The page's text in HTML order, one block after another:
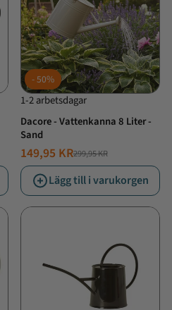
50%
1-2 arbetsdagar
Dacore - Vattenkanna 8 Liter -
Sand
NORMALT
PRIS
299,95 KR
ERBJUDANDE
PRIS
149,95 KR
Lägg till i varukorgen